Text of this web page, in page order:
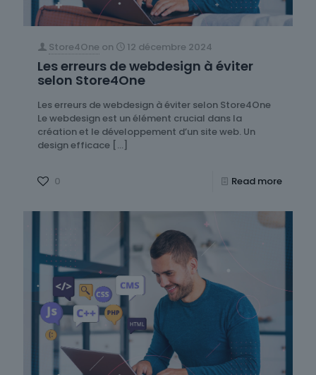
Store4One on 12 décembre 2024
Les erreurs de webdesign à éviter
selon Store4One
Les erreurs de webdesign à éviter selon Store4One
Le webdesign est un élément crucial dans la
création et le développement d’un site web. Un
design efficace […]
0 Read more